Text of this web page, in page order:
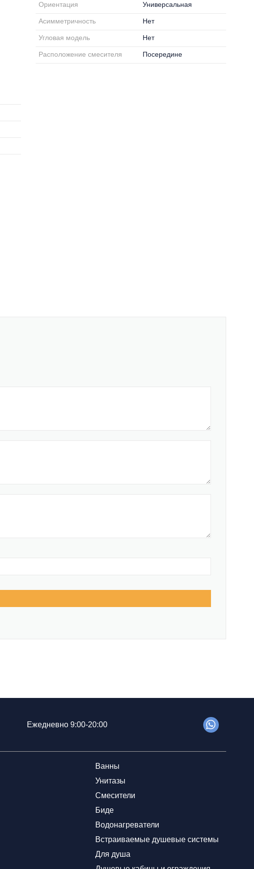
Ориентация Универсальная
Асимметричность Нет
Угловая модель Нет
Расположение смесителя Посередине
Ежедневно 9:00-20:00
Ванны
Унитазы
Смесители
Биде
Водонагреватели
Встраиваемые душевые системы
Для душа